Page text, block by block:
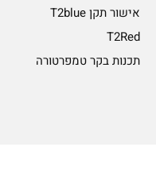
אישור תקן T2blue
T2Red
תכנות בקר טמפרטורה